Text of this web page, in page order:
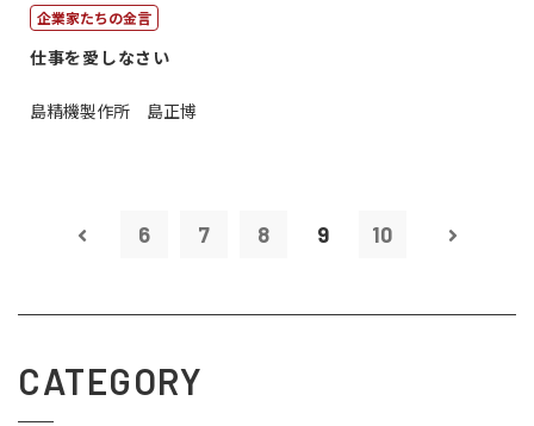
企業家たちの金言
仕事を愛しなさい
島精機製作所 島正博
6 7 8 9 10
CATEGORY